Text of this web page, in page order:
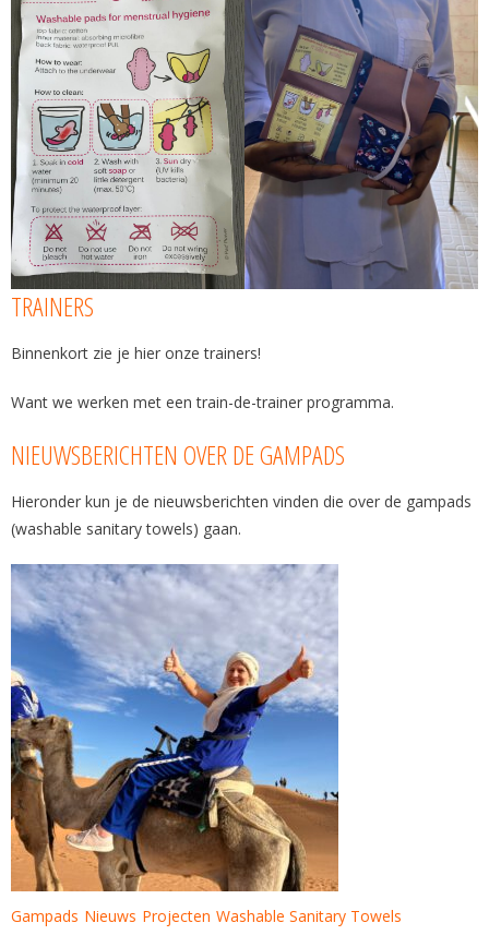
TRAINERS
Binnenkort zie je hier onze trainers!
Want we werken met een train-de-trainer programma.
NIEUWSBERICHTEN OVER DE GAMPADS
Hieronder kun je de nieuwsberichten vinden die over de gampads
(washable sanitary towels) gaan.
Gampads Nieuws Projecten Washable Sanitary Towels